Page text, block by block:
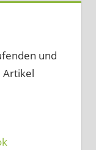
und
Artikel